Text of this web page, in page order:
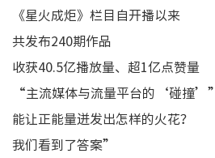
《星火成炬》栏目自开播以来
共发布240期作品
收获40.5亿播放量、超1亿点赞量
“主流媒体与流量平台的‘碰撞’”
能让正能量迸发出怎样的火花？
我们看到了答案”